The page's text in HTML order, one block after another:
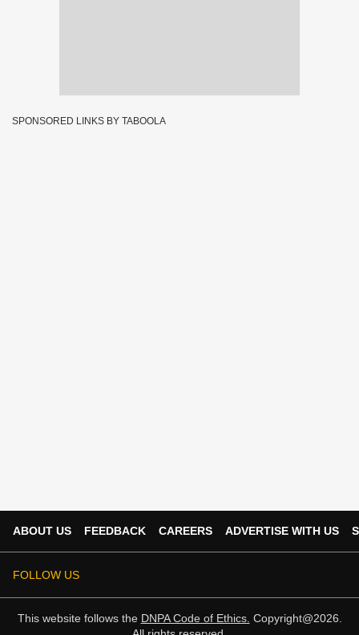
SPONSORED LINKS BY TABOOLA
ABOUT US FEEDBACK CAREERS ADVERTISE WITH US
FOLLOW US
This website follows the DNPA Code of Ethics. Copyright@2026.